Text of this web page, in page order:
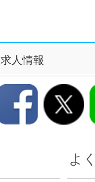
求人情報
よ